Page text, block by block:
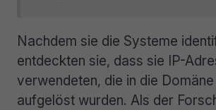
Nachdem sie die Systeme
entdeckten sie, dass sie IP-
verwendeten, die in die Domäne
aufgelöst wurden. Als der